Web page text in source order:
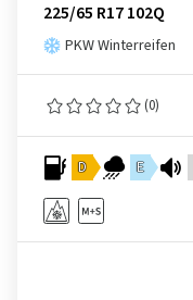
225/65 R17 102Q
PKW Winterreifen
(0)
D E